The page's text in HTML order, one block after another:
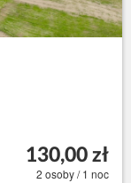
130,00 zł
2 osoby / 1 noc